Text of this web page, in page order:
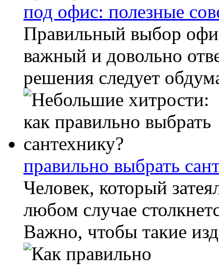
под офис: полезные
Правильный выбор
важный и довольно
решения следует
правильно выбрать
Человек, который
любом случае
Важно, чтобы такие